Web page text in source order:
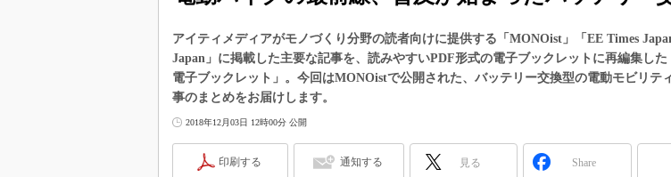
ジャパンモビリティショー
TECHNO-FRONTIER
EdgeTech+
FPGA
組み込み画像技術
車載ソフト開発
ISO26262
素材／化学
アイティメディアがモノづくり分野の読者向けに提供する「MONOist」「EE Times
Japan」に掲載した主要な記事を、読みやすいPDF形式の電子ブックレットに再編集し
電子ブックレット」。今回はMONOistで公開された、バッテリー交換型の電動モビリテ
事のまとめをお届けします。
2018年12月03日 12時00分 公開
印刷する 通知する 見る Share